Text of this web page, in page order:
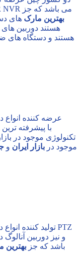
دوربین مدار بسته AHD IP اسپید دام DVR NVR می باشد که جز
بهترین مارک های
هستند دوربین های
هستند و دستگاه های
تکنولوژی موجود در
موجود در بازار ایران و
باشد که جز بهترین